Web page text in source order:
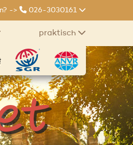
-> 026-3030161
praktisch